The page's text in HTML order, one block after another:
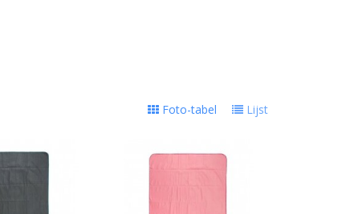
Foto-tabel Lijst